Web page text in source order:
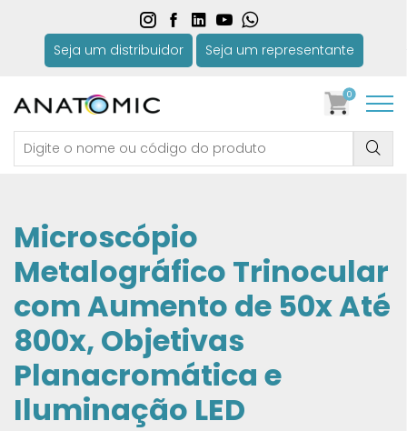
Seja um distribuidor Seja um representante
0
Microscópio
Metalográfico Trinocular
com Aumento de 50x Até
800x, Objetivas
Planacromática e
Iluminação LED